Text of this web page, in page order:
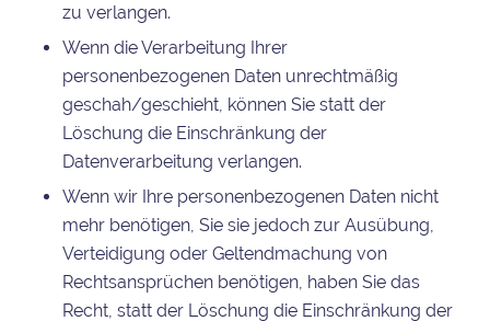
zu verlangen.
Wenn die Verarbeitung Ihrer
personenbezogenen Daten unrechtmäßig
geschah/geschieht, können Sie statt der
Löschung die Einschränkung der
Datenverarbeitung verlangen.
Wenn wir Ihre personenbezogenen Daten nicht
mehr benötigen, Sie sie jedoch zur Ausübung,
Verteidigung oder Geltendmachung von
Rechtsansprüchen benötigen, haben Sie das
Recht, statt der Löschung die Einschränkung der